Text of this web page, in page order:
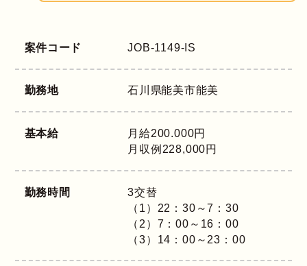
案件コード JOB-1149-IS
勤務地 石川県能美市能美
基本給
月給200.000円
月収例228,000円
勤務時間
3交替
（1）22：30～7：30
（2）7：00～16：00
（3）14：00～23：00